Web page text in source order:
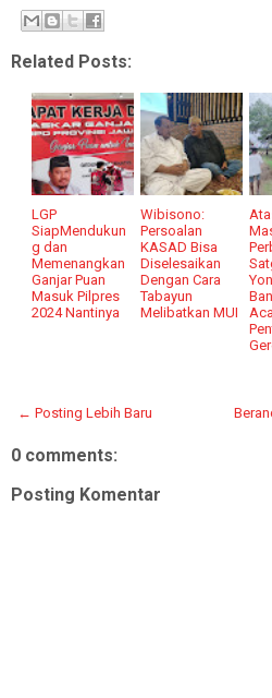
Related Posts:
LGP
SiapMendukun
g dan
Memenangkan
Ganjar Puan
Masuk Pilpres
2024 Nantinya
Wibisono:
Persoalan
KASAD Bisa
Diselesaikan
Dengan Cara
Tabayun
Melibatkan MUI
← Posting Lebih Baru
0 comments:
Posting Komentar